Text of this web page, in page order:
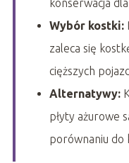
konserwacja
Wybór kostki:
zaleca się
cięższych
Alternatywy:
płyty ażurowe
porównaniu do